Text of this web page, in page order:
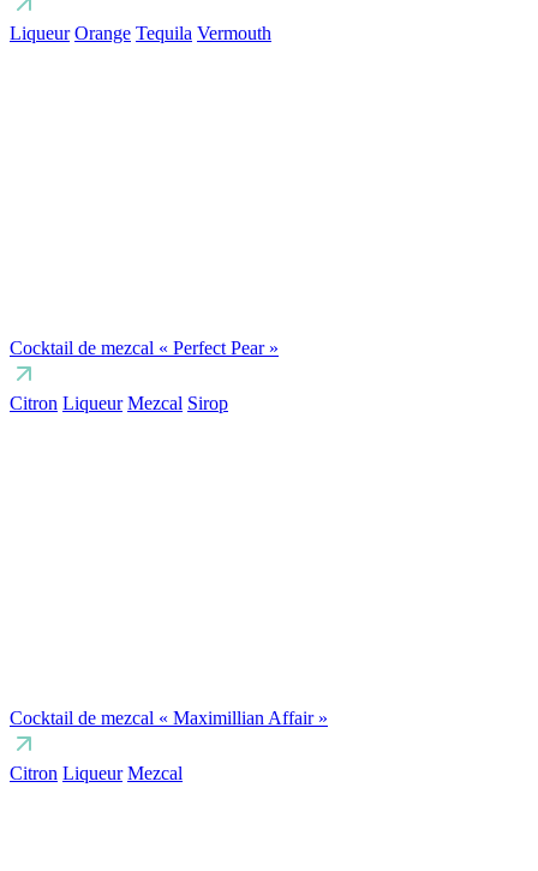
Liqueur Orange Tequila Vermouth
Cocktail de mezcal « Perfect Pear »
Citron Liqueur Mezcal Sirop
Cocktail de mezcal « Maximillian Affair »
Citron Liqueur Mezcal